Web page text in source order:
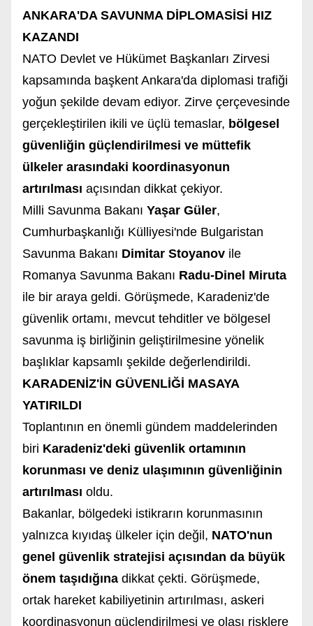
ANKARA'DA SAVUNMA DİPLOMASİSİ HIZ
KAZANDI
NATO Devlet ve Hükümet Başkanları Zirvesi
kapsamında başkent Ankara'da diplomasi trafiği
yoğun şekilde devam ediyor. Zirve çerçevesinde
gerçekleştirilen ikili ve üçlü temaslar, bölgesel
güvenliğin güçlendirilmesi ve müttefik
ülkeler arasındaki koordinasyonun
artırılması açısından dikkat çekiyor.
Milli Savunma Bakanı Yaşar Güler,
Cumhurbaşkanlığı Külliyesi'nde Bulgaristan
Savunma Bakanı Dimitar Stoyanov ile
Romanya Savunma Bakanı Radu-Dinel Miruta
ile bir araya geldi. Görüşmede, Karadeniz'de
güvenlik ortamı, mevcut tehditler ve bölgesel
savunma iş birliğinin geliştirilmesine yönelik
başlıklar kapsamlı şekilde değerlendirildi.
KARADENİZ'İN GÜVENLİĞİ MASAYA
YATIRILDI
Toplantının en önemli gündem maddelerinden
biri Karadeniz'deki güvenlik ortamının
korunması ve deniz ulaşımının güvenliğinin
artırılması oldu.
Bakanlar, bölgedeki istikrarın korunmasının
yalnızca kıyıdaş ülkeler için değil, NATO'nun
genel güvenlik stratejisi açısından da büyük
önem taşıdığına dikkat çekti. Görüşmede,
ortak hareket kabiliyetinin artırılması, askeri
koordinasyonun güçlendirilmesi ve olası risklere